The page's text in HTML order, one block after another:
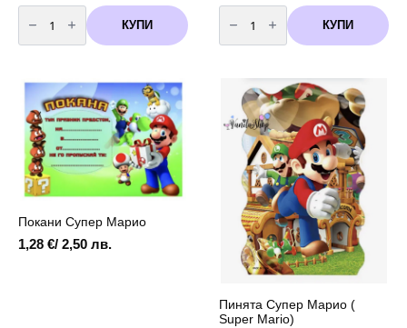
количество
за
Свирки
Супер
Mario)
броя
КУПИ
количество
за
Пръчка
за
пинята
см
КУПИ
Покани Супер Марио
1,28 €/ 2,50 лв.
Пинята Супер Марио (
Super Mario)